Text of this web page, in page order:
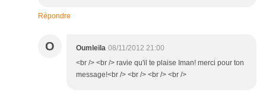
Répondre
O Oumleïla 08/11/2012 21:00
<br /> <br /> ravie qu'il te plaise Iman! merci pour ton
message!<br /> <br /> <br /> <br />